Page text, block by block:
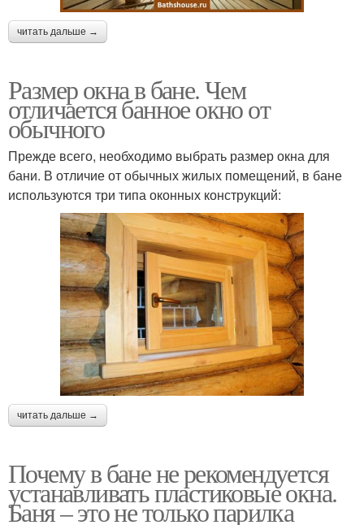
читать дальше →
Размер окна в бане. Чем
отличается банное окно от
обычного
Прежде всего, необходимо выбрать размер окна для
бани. В отличие от обычных жилых помещений, в бане
используются три типа оконных конструкций:
читать дальше →
Почему в бане не рекомендуется
устанавливать пластиковые окна.
Баня – это не только парилка